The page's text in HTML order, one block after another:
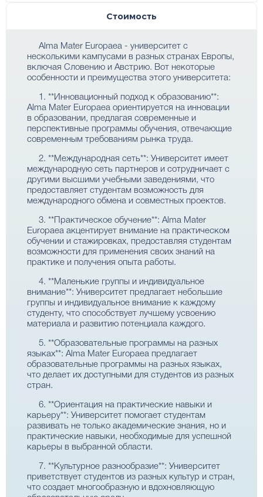
Стоимость
Alma Mater Europaea - университет с
несколькими кампусами в разных странах Европы,
включая Словению и Австрию. Вот некоторые
особенности и преимущества этого университета:
1. **Инновационный подход к образованию**:
Alma Mater Europaea ориентируется на инновации
в образовании, предлагая современные и
перспективные программы обучения, отвечающие
современным требованиям рынка труда.
2. **Международная сеть**: Университет имеет
международную сеть партнеров и сотрудничает с
другими высшими учебными заведениями, что
предоставляет студентам возможность для
международного обмена и совместных проектов.
3. **Практическое обучение**: Alma Mater
Europaea акцентирует внимание на практическом
обучении и стажировках, предоставляя студентам
возможности для применения своих знаний на
практике и получения опыта работы.
4. **Маленькие группы и индивидуальное
внимание**: Университет предлагает небольшие
группы и индивидуальное внимание к каждому
студенту, что способствует лучшему усвоению
материала и развитию потенциала каждого.
5. **Образовательные программы на разных
языках**: Alma Mater Europaea предлагает
образовательные программы на разных языках,
что делает их доступными для студентов из разных
стран.
6. **Ориентация на практические навыки и
карьеру**: Университет помогает студентам
развивать не только академические знания, но и
практические навыки, необходимые для успешной
карьеры в выбранной области.
7. **Культурное разнообразие**: Университет
приветствует студентов из разных культур и стран,
что создает многообразную и вдохновляющую